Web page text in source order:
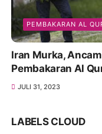
PEMBAKARAN AL
Iran Murka,
Pembakaran Al
JULI 31, 2023
LABELS CLOUD